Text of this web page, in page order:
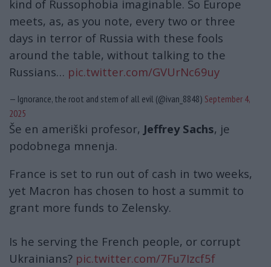
kind of Russophobia imaginable. So Europe
meets, as, as you note, every two or three
days in terror of Russia with these fools
around the table, without talking to the
Russians… pic.twitter.com/GVUrNc69uy
— Ignorance, the root and stem of all evil (@ivan_8848) September 4,
2025
Še en ameriški profesor, Jeffrey Sachs, je
podobnega mnenja.
France is set to run out of cash in two weeks,
yet Macron has chosen to host a summit to
grant more funds to Zelensky.
Is he serving the French people, or corrupt
Ukrainians? pic.twitter.com/7Fu7Izcf5f